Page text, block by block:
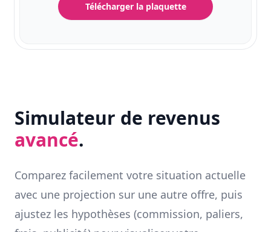
Télécharger la plaquette
Simulateur de revenus
avancé.
Comparez facilement votre situation actuelle
avec une projection sur une autre offre, puis
ajustez les hypothèses (commission, paliers,